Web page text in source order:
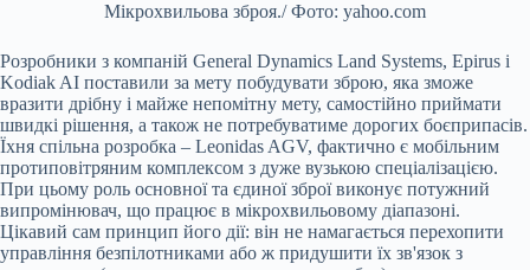
Мікрохвильова зброя./ Фото: yahoo.com
Розробники з компаній General Dynamics Land Systems, Epirus і
Kodiak AI поставили за мету побудувати зброю, яка зможе
вразити дрібну і майже непомітну мету, самостійно приймати
швидкі рішення, а також не потребуватиме дорогих боєприпасів.
Їхня спільна розробка – Leonidas AGV, фактично є мобільним
протиповітряним комплексом з дуже вузькою спеціалізацією.
При цьому роль основної та єдиної зброї виконує потужний
випромінювач, що працює в мікрохвильовому діапазоні.
Цікавий сам принцип його дії: він не намагається перехопити
управління безпілотниками або ж придушити їх зв'язок з